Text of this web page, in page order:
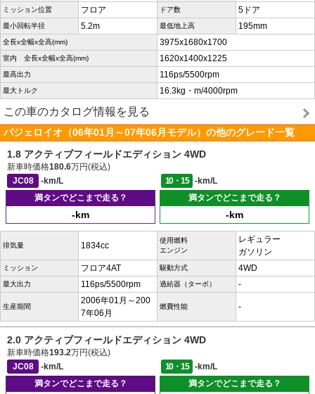
ミッション位置 フロア ドア数 5ドア
最小回転半径 5.2m 最低地上高 195mm
全長x全幅x全高(mm) 3975x1680x1700
室内 全長x全幅x全高(mm) 1620x1400x1225
最高出力 116ps/5500rpm
最大トルク 16.3kg・m/4000rpm
この車のカタログ情報を見る
パジェロイオ（06年01月～07年06月モデル）の他のグレード一覧
1.8 アクティブフィールドエディション 4WD
新車時価格180.6万円(税込)
JC08
-km/L 10・15
-km/L
満タンでどこまで走る？
-km
満タンでどこまで走る？
-km
排気量 1834cc
使用燃料
エンジン
レギュラー
ガソリン
ミッション フロア4AT 駆動方式 4WD
最大出力 116ps/5500rpm 過給器（ターボ） -
生産期間
2006年01月～200
7年06月
燃費性能 -
2.0 アクティブフィールドエディション 4WD
新車時価格193.2万円(税込)
JC08
-km/L 10・15
-km/L
満タンでどこまで走る？
満タンでどこまで走る？